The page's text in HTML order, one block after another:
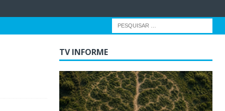
TV INFORME